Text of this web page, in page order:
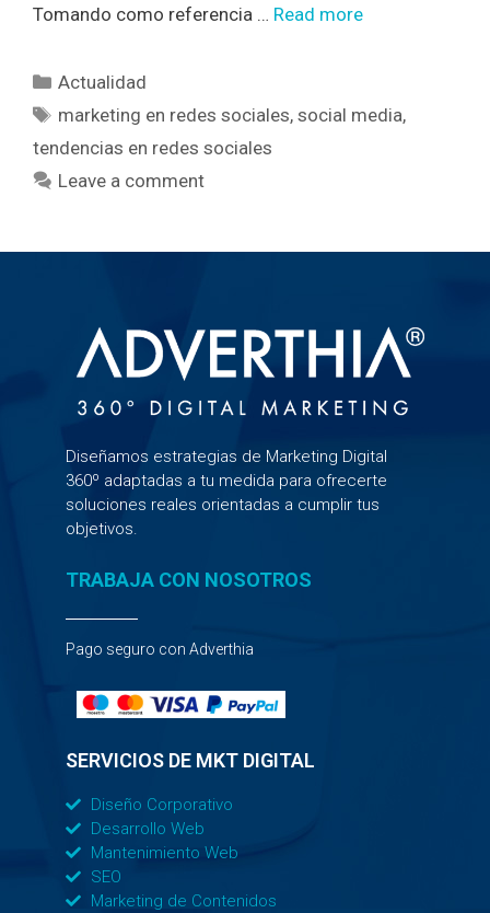
Tomando como referencia … Read more
Actualidad
marketing en redes sociales,social media,
tendencias en redes sociales
Leave a comment
Diseñamos estrategias de Marketing Digital
360º adaptadas a tu medida para ofrecerte
soluciones reales orientadas a cumplir tus
objetivos.
TRABAJA CON NOSOTROS
Pago seguro con Adverthia
SERVICIOS DE MKT DIGITAL
Diseño Corporativo
Desarrollo Web
Mantenimiento Web
SEO
Marketing de Contenidos